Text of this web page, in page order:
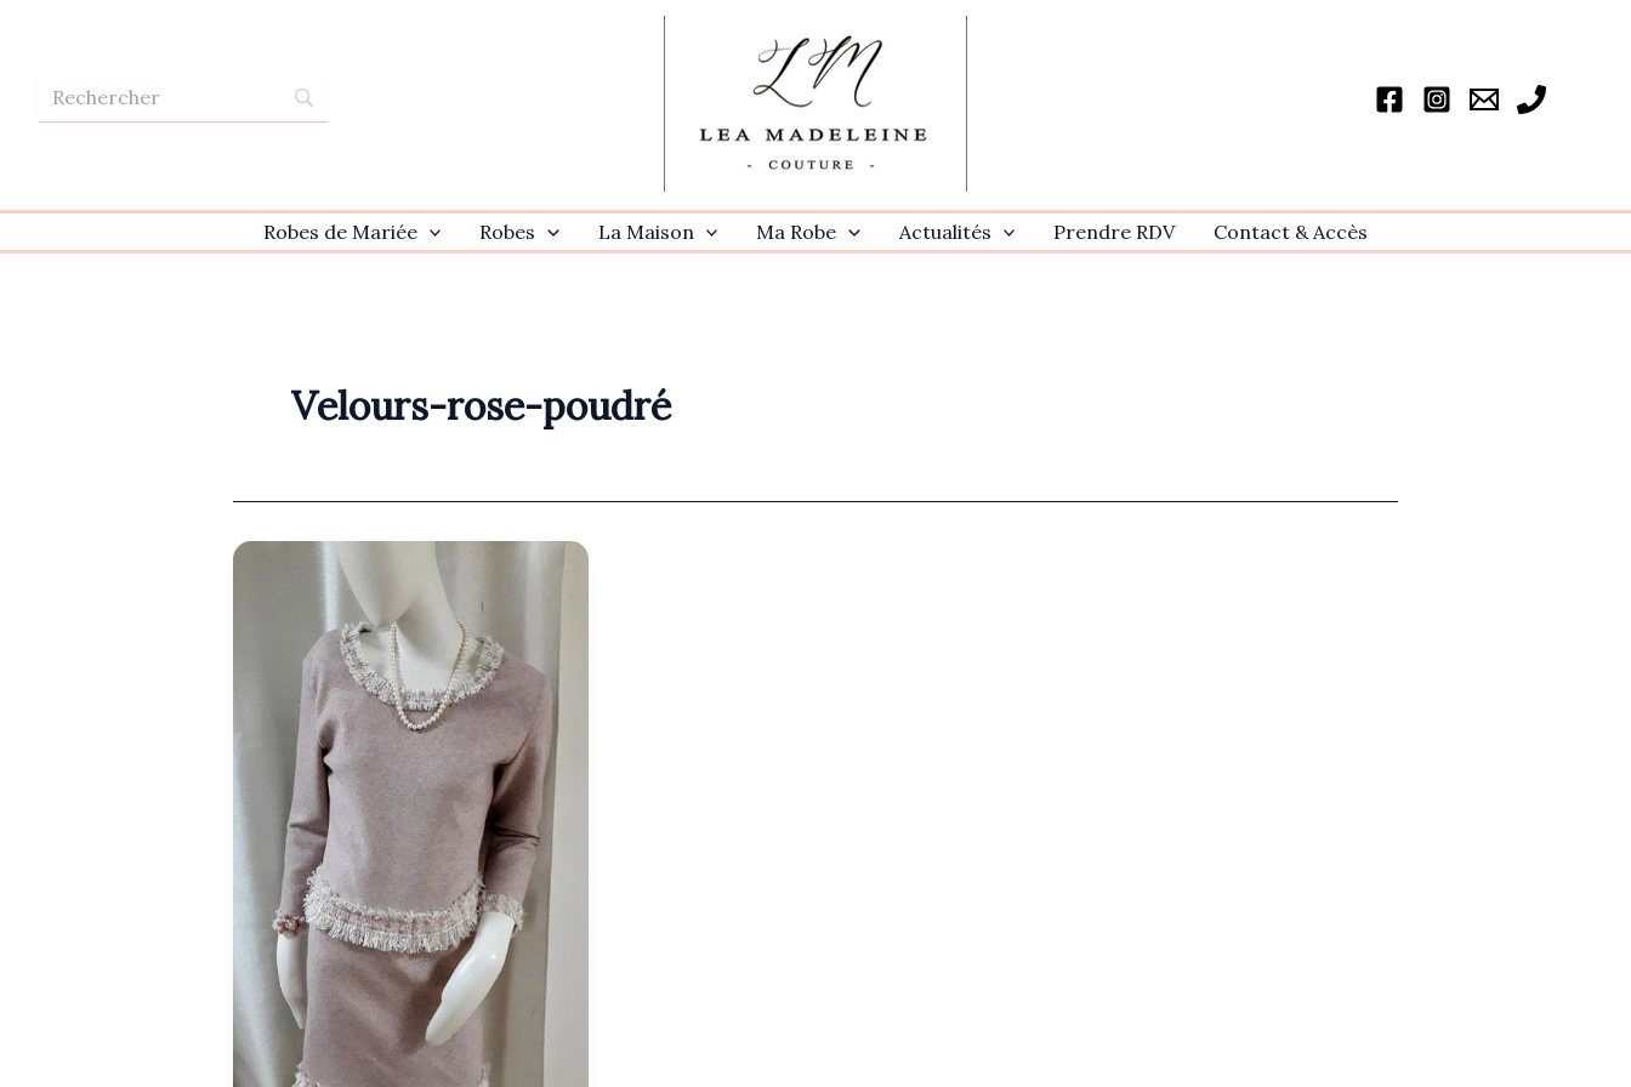
Robes de Mariée Robes La Maison Ma Robe Actualités Prendre RDV Contact & Accѐs
Velours-rose-poudré